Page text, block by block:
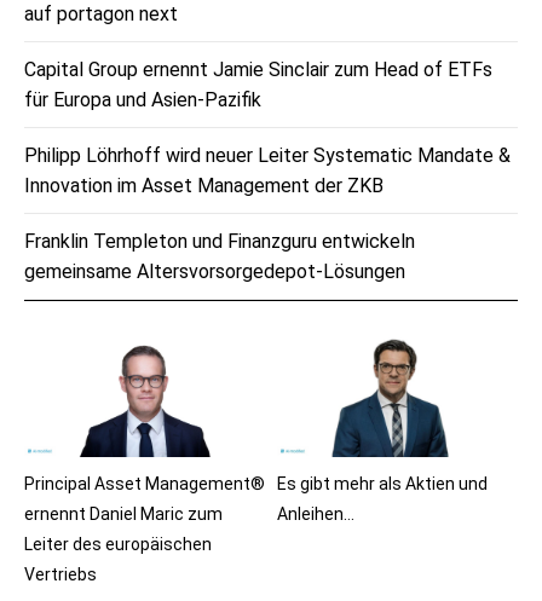
Principal Asset Management®
ernennt Daniel Maric zum
Leiter des europäischen
Vertriebs
Es gibt mehr als Aktien und
Anleihen…
auf portagon next
Capital Group ernennt Jamie Sinclair zum Head of ETFs
für Europa und Asien-Pazifik
Philipp Löhrhoff wird neuer Leiter Systematic Mandate &
Innovation im Asset Management der ZKB
Franklin Templeton und Finanzguru entwickeln
gemeinsame Altersvorsorgedepot-Lösungen